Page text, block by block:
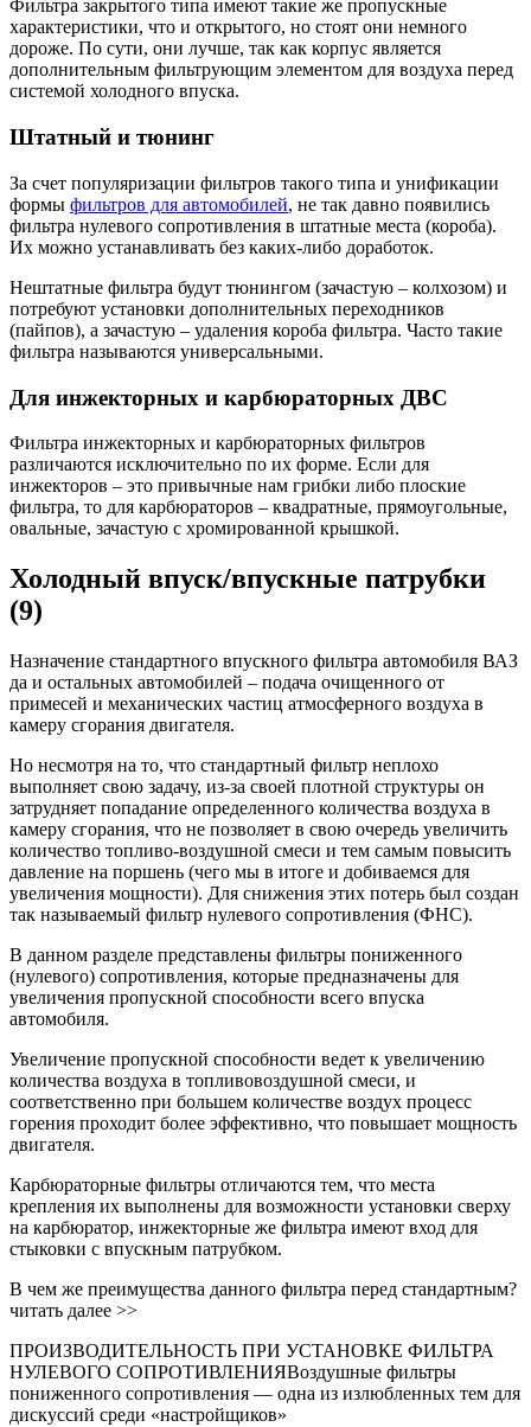
Фильтра закрытого типа имеют такие же пропускные
характеристики, что и открытого, но стоят они немного
дороже. По сути, они лучше, так как корпус является
дополнительным фильтрующим элементом для воздуха перед
системой холодного впуска.
Штатный и тюнинг
За счет популяризации фильтров такого типа и унификации
формы фильтров для автомобилей, не так давно появились
фильтра нулевого сопротивления в штатные места (короба).
Их можно устанавливать без каких-либо доработок.
Нештатные фильтра будут тюнингом (зачастую – колхозом) и
потребуют установки дополнительных переходников
(пайпов), а зачастую – удаления короба фильтра. Часто такие
фильтра называются универсальными.
Для инжекторных и карбюраторных ДВС
Фильтра инжекторных и карбюраторных фильтров
различаются исключительно по их форме. Если для
инжекторов – это привычные нам грибки либо плоские
фильтра, то для карбюраторов – квадратные, прямоугольные,
овальные, зачастую с хромированной крышкой.
Холодный впуск/впускные патрубки
(9)
Назначение стандартного впускного фильтра автомобиля ВАЗ
да и остальных автомобилей – подача очищенного от
примесей и механических частиц атмосферного воздуха в
камеру сгорания двигателя.
Но несмотря на то, что стандартный фильтр неплохо
выполняет свою задачу, из-за своей плотной структуры он
затрудняет попадание определенного количества воздуха в
камеру сгорания, что не позволяет в свою очередь увеличить
количество топливо-воздушной смеси и тем самым повысить
давление на поршень (чего мы в итоге и добиваемся для
увеличения мощности). Для снижения этих потерь был создан
так называемый фильтр нулевого сопротивления (ФНС).
В данном разделе представлены фильтры пониженного
(нулевого) сопротивления, которые предназначены для
увеличения пропускной способности всего впуска
автомобиля.
Увеличение пропускной способности ведет к увеличению
количества воздуха в топливовоздушной смеси, и
соответственно при большем количестве воздух процесс
горения проходит более эффективно, что повышает мощность
двигателя.
Карбюраторные фильтры отличаются тем, что места
крепления их выполнены для возможности установки сверху
на карбюратор, инжекторные же фильтра имеют вход для
стыковки с впускным патрубком.
В чем же преимущества данного фильтра перед стандартным?
читать далее >>
ПРОИЗВОДИТЕЛЬНОСТЬ ПРИ УСТАНОВКЕ ФИЛЬТРА
НУЛЕВОГО СОПРОТИВЛЕНИЯВоздушные фильтры
пониженного сопротивления — одна из излюбленных тем для
дискуссий среди «настройщиков»